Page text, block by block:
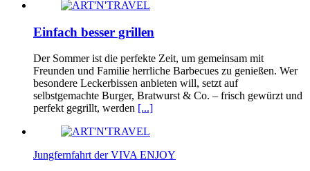
Einfach besser grillen
Der Sommer ist die perfekte Zeit, um gemeinsam mit
Freunden und Familie herrliche Barbecues zu genießen. Wer
besondere Leckerbissen anbieten will, setzt auf
selbstgemachte Burger, Bratwurst & Co. – frisch gewürzt und
perfekt gegrillt, werden [...]
Jungfernfahrt der VIVA ENJOY